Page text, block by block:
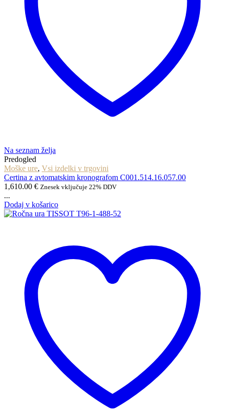
Na seznam želja
Predogled
Moške ure, Vsi izdelki v trgovini
Certina z avtomatskim kronografom C001.514.16.057.00
1,610.00 € Znesek vključuje 22% DDV
...
Dodaj v košarico